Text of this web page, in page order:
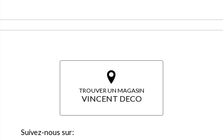
TROUVER UN MAGASIN
VINCENT DECO
Suivez-nous sur: